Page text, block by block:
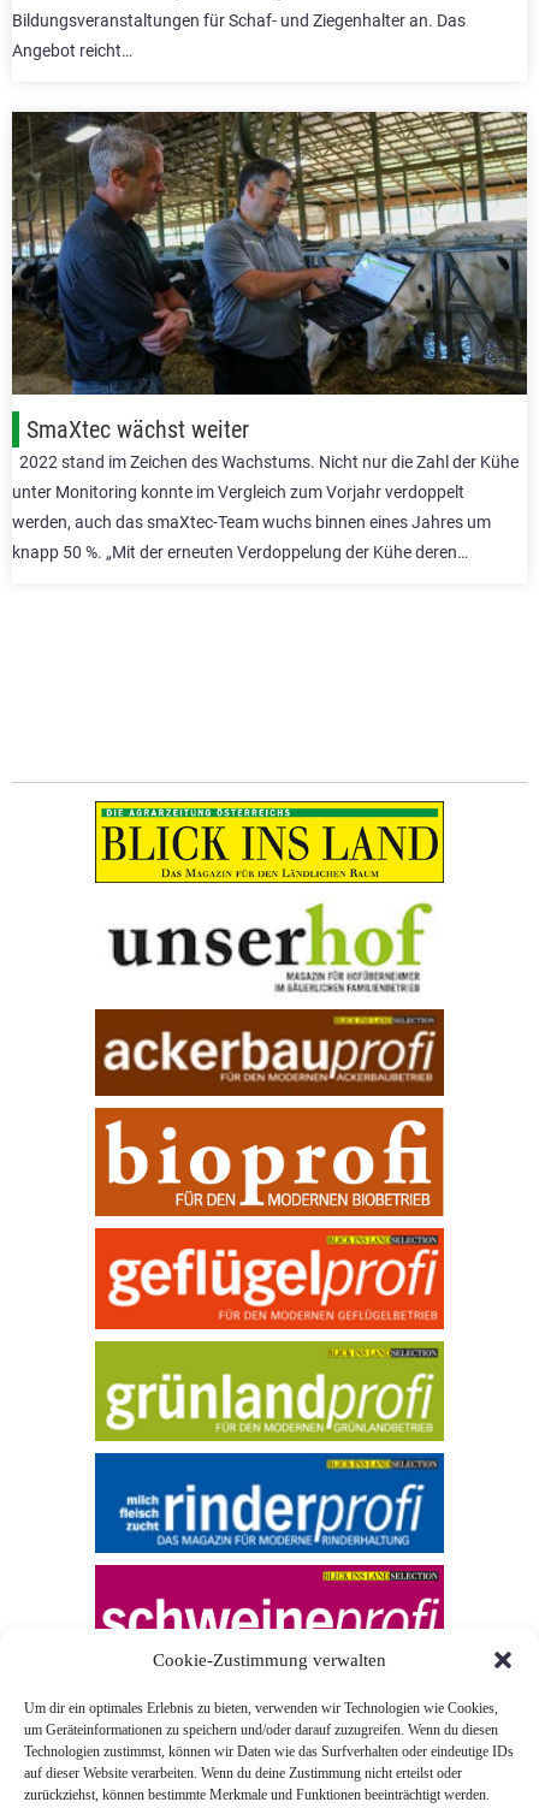
Cookie-Zustimmung verwalten
Um dir ein optimales Erlebnis zu bieten, verwenden wir Technologien wie Cookies,
um Geräteinformationen zu speichern und/oder darauf zuzugreifen. Wenn du diesen
Technologien zustimmst, können wir Daten wie das Surfverhalten oder eindeutige IDs
auf dieser Website verarbeiten. Wenn du deine Zustimmung nicht erteilst oder
zurückziehst, können bestimmte Merkmale und Funktionen beeinträchtigt werden.
Bildungsveranstaltungen für Schaf- und Ziegenhalter an. Das
Angebot reicht…
SmaXtec wächst weiter
2022 stand im Zeichen des Wachstums. Nicht nur die Zahl der Kühe
unter Monitoring konnte im Vergleich zum Vorjahr verdoppelt
werden, auch das smaXtec-Team wuchs binnen eines Jahres um
knapp 50 %. „Mit der erneuten Verdoppelung der Kühe deren…